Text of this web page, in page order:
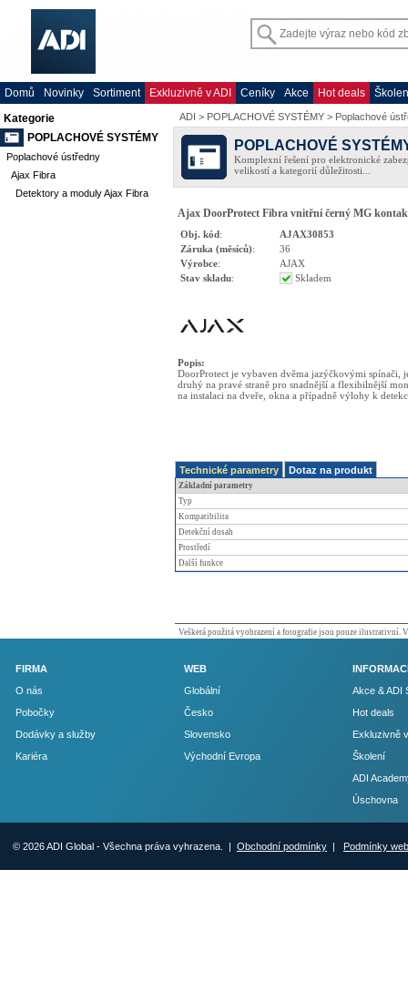
Domů Novinky Sortiment Exkluzivně v ADI Ceníky Akce Hot deals
Kategorie
POPLACHOVÉ SYSTÉMY
Poplachové ústředny
Ajax Fibra
Detektory a moduly Ajax Fibra
ADI > POPLACHOVÉ SYSTÉMY > Poplachové
POPLACHOVÉ
Komplexní řešení pro elektronické
velikostí a kategorií důležitosti...
Ajax DoorProtect Fibra vnitřní černý MG
Obj. kód:
AJAX30853
Záruka (měsíců):
36
Výrobce:
AJAX
Stav skladu: Skladem
Popis:
DoorProtect je vybaven dvěma jazýčkovými spínači,
druhý na pravé straně pro snadnější a flexibilnější
na instalaci na dveře, okna a případně výlohy k
Technické parametry Dotaz na produkt
Základní parametry
Typ
Kompatibilita
Detekční dosah
Prostředí
Další funkce
Veškerá použitá vyobrazení a fotografie jsou pouze ilustrativní.
FIRMA
O nás
Pobočky
Dodávky a služby
Kariéra
WEB
Globální
Česko
Slovensko
Východní Evropa
Akce & ADI
Hot deals
Exkluzivně
Školení
ADI
Úschovna
© 2026 ADI Global - Všechna práva vyhrazena. | Obchodní podmínky | Podmínky